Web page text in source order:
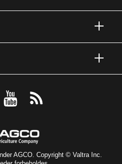
AGCO. Copyright © Valtra Inc.